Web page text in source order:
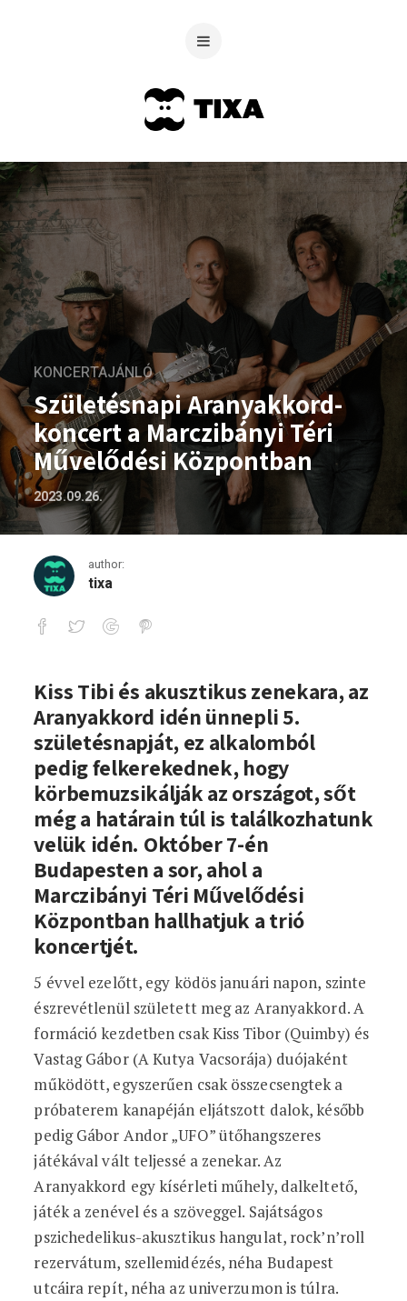
KONCERTAJÁNLÓ
Születésnapi Aranyakkord-
koncert a Marczibányi Téri
Művelődési Központban
2023.09.26.
author:
tixa
Születésnapi Aranyakkord-koncert a
Kiss Tibi és akusztikus zenekara, az
Aranyakkord idén ünnepli 5.
születésnapját, ez alkalomból
pedig felkerekednek, hogy
körbemuzsikálják az országot, sőt
még a határain túl is találkozhatunk
velük idén. Október 7-én
Budapesten a sor, ahol a
Marczibányi Téri Művelődési
Központban hallhatjuk a trió
koncertjét.
5 évvel ezelőtt, egy ködös januári napon, szinte
észrevétlenül született meg az Aranyakkord. A
formáció kezdetben csak Kiss Tibor (Quimby) és
Vastag Gábor (A Kutya Vacsorája) duójaként
működött, egyszerűen csak összecsengtek a
próbaterem kanapéján eljátszott dalok, később
pedig Gábor Andor „UFO” ütőhangszeres
játékával vált teljessé a zenekar. Az
Aranyakkord egy kísérleti műhely, dalkeltető,
játék a zenével és a szöveggel. Sajátságos
pszichedelikus-akusztikus hangulat, rock’n’roll
rezervátum, szellemidézés, néha Budapest
utcáira repít, néha az univerzumon is túlra.